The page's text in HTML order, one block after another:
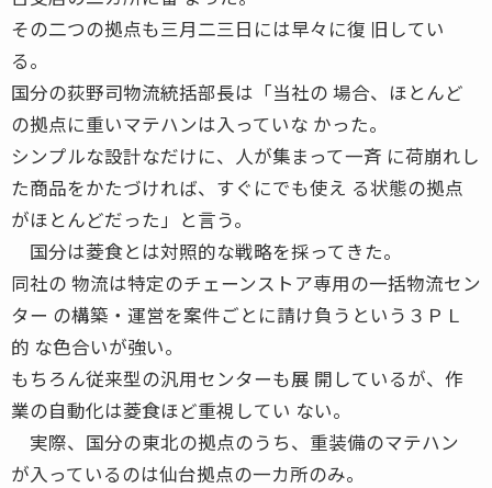
その二つの拠点も三月二三日には早々に復 旧してい
る。
国分の荻野司物流統括部長は「当社の 場合、ほとんど
の拠点に重いマテハンは入っていな かった。
シンプルな設計なだけに、人が集まって一斉 に荷崩れし
た商品をかたづければ、すぐにでも使え る状態の拠点
がほとんどだった」と言う。
国分は菱食とは対照的な戦略を採ってきた。
同社の 物流は特定のチェーンストア専用の一括物流セン
ター の構築・運営を案件ごとに請け負うという３ＰＬ
的 な色合いが強い。
もちろん従来型の汎用センターも展 開しているが、作
業の自動化は菱食ほど重視してい ない。
実際、国分の東北の拠点のうち、重装備のマテハン
が入っているのは仙台拠点の一カ所のみ。